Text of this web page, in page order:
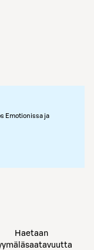
Emotionissa ja
Haetaan